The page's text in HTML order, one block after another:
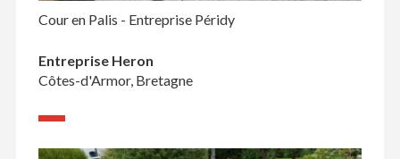
Cour en Palis - Entreprise Péridy
Entreprise Heron
Côtes-d'Armor, Bretagne